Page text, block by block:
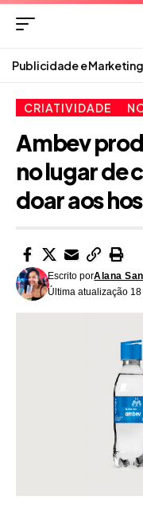
Publicidade e Marketing
CRIATIVIDADE
Ambev
no lugar de
doar aos
Última atualização
Escrito porAlana